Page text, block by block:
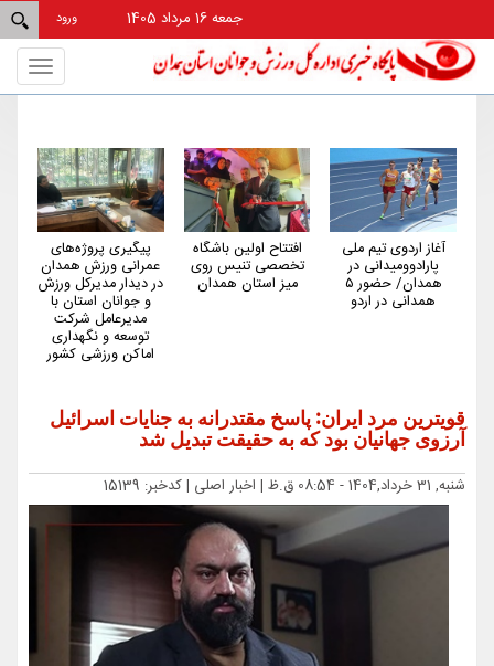
ورود
جمعه 16 مرداد 1405
آغاز اردوی تیم ملی
پارادوومیدانی در
همدان/ حضور ۵
همدانی در اردو
افتتاح اولین باشگاه
تخصصی تنیس روی
میز استان همدان
پیگیری پروژه‌های
عمرانی ورزش همدان
در دیدار مدیرکل ورزش
و جوانان استان با
مدیرعامل شرکت
توسعه و نگهداری
اماکن ورزشی کشور
قویترین مرد ایران: پاسخ مقتدرانه به جنایات اسرائیل
آرزوی جهانیان بود که به حقیقت تبدیل شد
شنبه, 31 خرداد,1404 - 08:54 ق.ظ | اخبار اصلی | کدخبر: 15139